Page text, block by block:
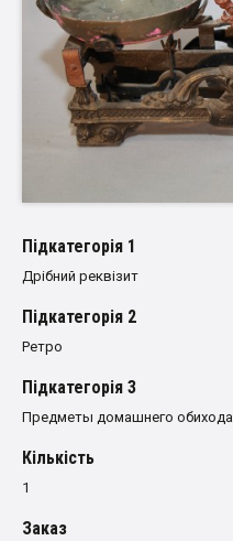
Пiдкатегорiя 1
Дрібний реквізит
Пiдкатегорiя 2
Ретро
Пiдкатегорiя 3
Предметы домашнего обихода
Кількість
1
Заказ